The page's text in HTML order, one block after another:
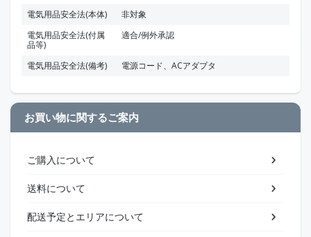
電気用品安全法(本体)
非対象
電気用品安全法(付属
品等)
適合/例外承認
電気用品安全法(備考) 電源コード、ACアダプタ
お買い物に関するご案内
ご購入について
送料について
配送予定とエリアについて